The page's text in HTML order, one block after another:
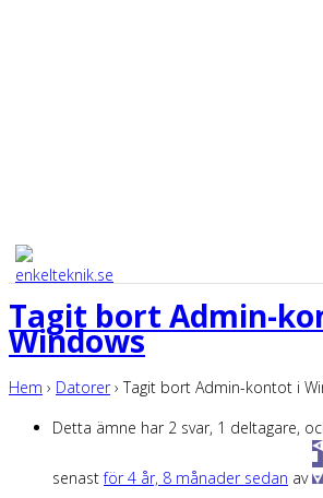
Tagit bort Admin-
Windows
Hem › Datorer › Tagit bort Admin-kontot i
Detta ämne har 2 svar, 1 deltagare,
senastför 4 år, 8 månader sedan av